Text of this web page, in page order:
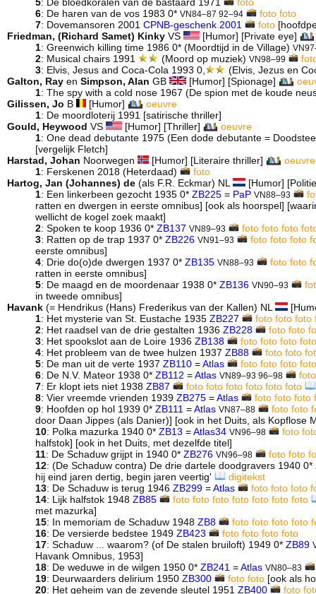
6: De haren van de vos 1983 0* VN84–87 92–94 foto foto
7: Dovemansoren 2001 CPNB-geschenk 2001 foto
Friedman, (Richard Samet) Kinky VS
[Humor] [Private eye]
1: Greenwich killing time 1986 0* (Moordtijd in de Village)
2: Musical chairs 1991 (Moord op muziek) VN98–99
3: Elvis, Jesus and Coca-Cola 1993 0,
(Elvis, Jezus en
Galton, Ray en Simpson, Alan GB [Humor] [Spionage]
1: The spy with a cold nose 1967 (De spion met de koude
Gilissen, Jo B [Humor]
oeuvre
1: De moordloterij 1991 [satirische thriller]
Gould, Heywood VS [Humor] [Thriller]
oeuvre
1: One dead debutante 1975 (Een dode debutante =
[vergelijk Fletch]
Harstad, Johan Noorwegen [Humor] [Literaire thriller]
oeuvre
1: Ferskenen 2018 (Heterdaad)
foto
Hartog, Jan (Johannes) de (als F.R. Eckmar) NL
[Humor]
1: Een linkerbeen gezocht 1935 0* ZB225 = PaP VN88–93
ratten en dwergen in eerste omnibus] [ook als hoorspel]
wellicht de kogel zoek maakt]
2: Spoken te koop 1936 0* ZB137 VN89–93 foto foto foto
3: Ratten op de trap 1937 0* ZB226 VN91–93 foto foto foto
eerste omnibus]
4: Drie do(o)de dwergen 1937 0* ZB135 VN88–93 foto foto
ratten in eerste omnibus]
5: De maagd en de moordenaar 1938 0* ZB136 VN90–93
in tweede omnibus]
Havank (= Hendrikus (Hans) Frederikus van der Kallen) NL
1: Het mysterie van St. Eustache 1935 ZB227 foto foto foto
2: Het raadsel van de drie gestalten 1936 ZB228 foto foto
3: Het spookslot aan de Loire 1936 ZB138 foto foto foto foto
4: Het probleem van de twee hulzen 1937 ZB88 foto foto
5: De man uit de verte 1937 ZB110 =Atlas foto foto foto foto
6: De N.V. Mateor 1938 0* ZB112 =Atlas VN89–93 96–98
foto
7: Er klopt iets niet 1938 ZB87 foto foto foto foto foto foto
8: Vier vreemde vrienden 1939 ZB275 =Atlas foto foto foto
9: Hoofden op hol 1939 0* ZB111 =Atlas VN87–88 foto foto
door Daan Jippes (als Danier)] [ook in het Duits, als Kopflose
10: Polka mazurka 1940 0* ZB13 =Atlas34 VN96–98 foto
halfstok] [ook in het Duits, met dezelfde titel]
11: De Schaduw grijpt in 1940 0* ZB276 VN96–98 foto foto
12: (De Schaduw contra) De drie dartele doodgravers 1940 0*
hij eind jaren dertig, begin jaren veertig'
digitekst
13: De Schaduw is terug 1946 ZB299 =Atlas foto foto foto
14: Lijk halfstok 1948 ZB85 foto foto foto foto foto foto foto
met mazurka]
15: In memoriam de Schaduw 1948 ZB8 foto foto foto foto
16: De versierde bedstee 1949 ZB423 foto foto foto foto
17: Schaduw ... waarom? (of De stalen bruiloft) 1949 0* ZB89
Havank Omnibus, 1953]
18: De weduwe in de wilgen 1950 0* ZB241 =Atlas VN80–83
19: Deurwaarders delirium 1950 ZB300 foto foto[ook als
20: Het geheim van de zevende sleutel 1951 ZB400 foto